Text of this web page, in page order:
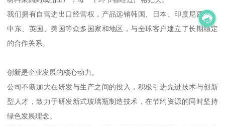
我们拥有自营进出口经营权，产品远销韩国、日本、印度尼西亚、
中东、英国、美国等众多国家和地区，与全球客户建立了长期稳定
的合作关系。
创新是企业发展的核心动力。
公司不断加大在研发与生产之间的投入，积极引进先进技术与创新
型人才，致力于研发新式玻璃瓶制造技术，在节约资源的同时坚持
绿色发展理念。